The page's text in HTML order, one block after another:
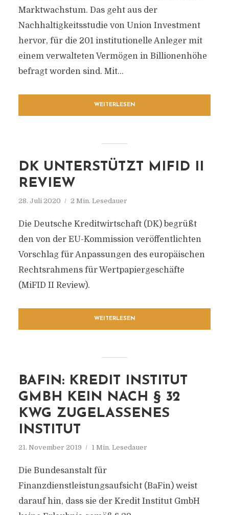
Marktwachstum. Das geht aus der
Nachhaltigkeitsstudie von Union Investment
hervor, für die 201 institutionelle Anleger mit
einem verwalteten Vermögen in Billionenhöhe
befragt worden sind. Mit...
WEITERLESEN
DK UNTERSTÜTZT MIFID II
REVIEW
28. Juli 2020 2 Min. Lesedauer
Die Deutsche Kreditwirtschaft (DK) begrüßt
den von der EU-Kommission veröffentlichten
Vorschlag für Anpassungen des europäischen
Rechtsrahmens für Wertpapiergeschäfte
(MiFID II Review).
WEITERLESEN
BAFIN: KREDIT INSTITUT
GMBH KEIN NACH § 32
KWG ZUGELASSENES
INSTITUT
21. November 2019 1 Min. Lesedauer
Die Bundesanstalt für
Finanzdienstleistungsaufsicht (BaFin) weist
darauf hin, dass sie der Kredit Institut GmbH